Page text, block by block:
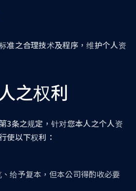
准之合理技术及程序，维护个人资
之权利
3条之规定，针对您本人之个人资
使以下权利：
给予复本，但本公司得酌收必要